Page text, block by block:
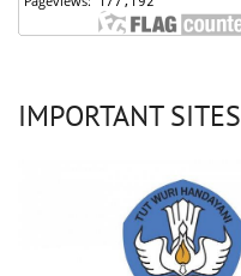
IMPORTANT SITES